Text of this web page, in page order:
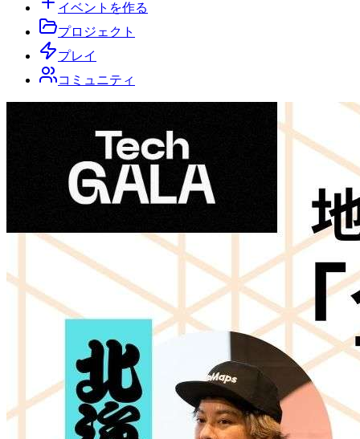
イベントを作る
プロジェクト
プレイ
コミュニティ